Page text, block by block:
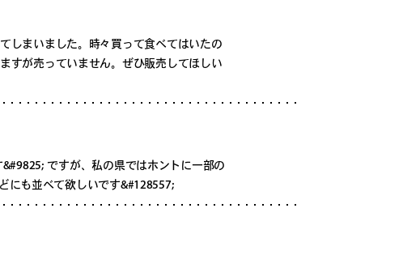
しまいました。時々買って食べてはいたの
すが売っていません。ぜひ販売してほしい
ですが、私の県ではホントに一部の
にも並べて欲しいです&#128557;